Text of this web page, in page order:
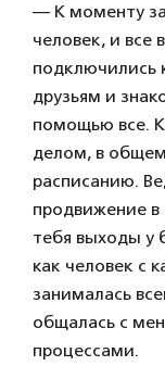
— К моменту
человек, и все
подключились
друзьям и
помощью все.
делом, в
расписанию.
продвижение в
тебя выходы у
как человек с
занималась
общалась с
процессами.